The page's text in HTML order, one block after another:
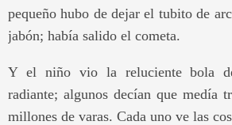
pequeño hubo de dejar el tubito de
jabón; había salido el cometa.
Y el niño vio la reluciente bola
radiante; algunos decían que medía
millones de varas. Cada uno ve las